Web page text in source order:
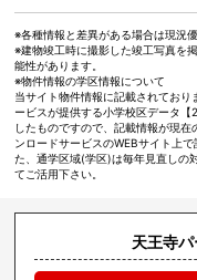
※各種情報と差異がある場合は現況
※建物竣工時に撮影した竣工写真を
能性があります。
※物件情報の学区情報について
当サイト物件情報に記載されてお
ービスが提供する小学校区データ
したものですので、記載情報が現
ンロードサービスのWEBサイト上
た、通学区域(学区)は毎年見直しの
てご活用下さい。
天王寺